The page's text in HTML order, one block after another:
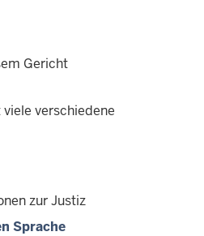
Gericht
verschiedene
zur Justiz
Sprache